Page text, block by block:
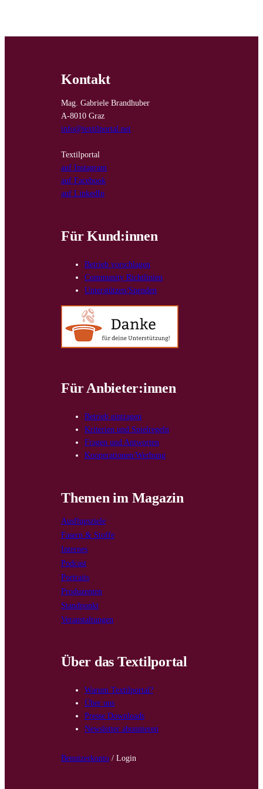
Kontakt
Mag. Gabriele Brandhuber
A-8010 Graz
info@textilportal.net
Textilportal
auf Instagram
auf Facebook
auf LinkedIn
Für Kund:innen
Betrieb vorschlagen
Community Richtlinien
Unterstützen/Spenden
Für Anbieter:innen
Betrieb eintragen
Kriterien und Spielregeln
Fragen und Antworten
Kooperationen/Werbung
Themen im Magazin
Ausflugsziele
Fasern & Stoffe
Internes
Podcast
Portraits
Produzenten
Standpunkt
Veranstaltungen
Über das Textilportal
Warum Textilportal?
Über uns
Presse Downloads
Newsletter abonnieren
Benutzerkonto / Login